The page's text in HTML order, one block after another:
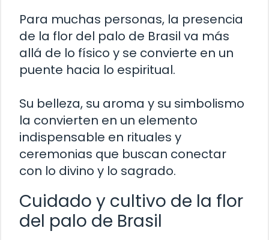
Para muchas personas, la presencia
de la flor del palo de Brasil va más
allá de lo físico y se convierte en un
puente hacia lo espiritual.
Su belleza, su aroma y su simbolismo
la convierten en un elemento
indispensable en rituales y
ceremonias que buscan conectar
con lo divino y lo sagrado.
Cuidado y cultivo de la flor
del palo de Brasil